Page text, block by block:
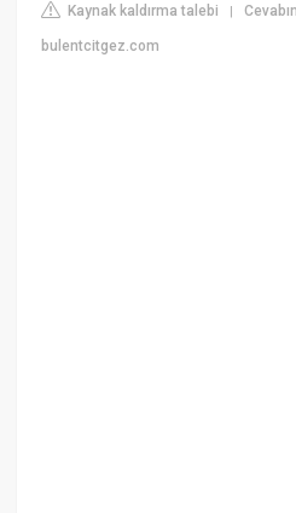
Kaynak kaldırma talebi |
bulentcitgez.com